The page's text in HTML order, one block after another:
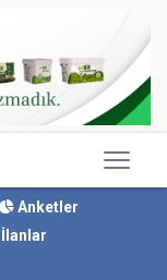
Anketler